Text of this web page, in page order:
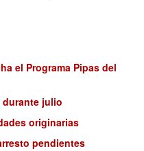
el Programa Pipas del
durante julio
originarias
pendientes